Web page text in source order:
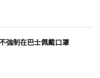
強制在巴士佩戴口罩